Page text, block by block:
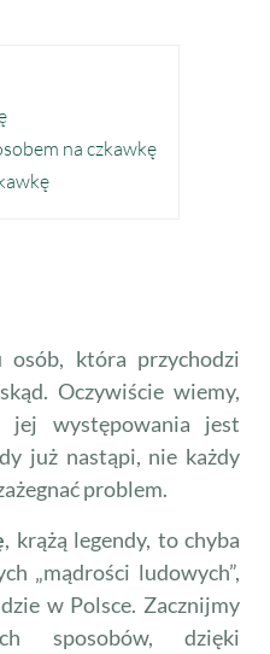
na czkawkę
która przychodzi
Oczywiście wiemy,
występowania jest
już nastąpi, nie każdy
problem.
, krążą legendy, to chyba
„mądrości ludowych”,
w Polsce. Zacznijmy
sposobów, dzięki